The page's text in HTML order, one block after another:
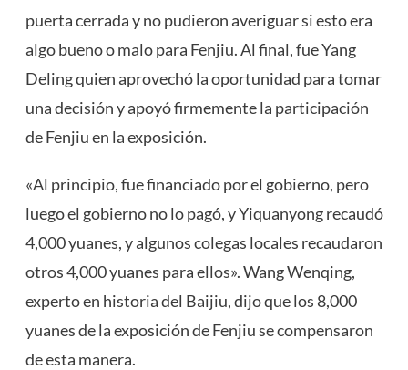
puerta cerrada y no pudieron averiguar si esto era
algo bueno o malo para Fenjiu. Al final, fue Yang
Deling quien aprovechó la oportunidad para tomar
una decisión y apoyó firmemente la participación
de Fenjiu en la exposición.
«Al principio, fue financiado por el gobierno, pero
luego el gobierno no lo pagó, y Yiquanyong recaudó
4,000 yuanes, y algunos colegas locales recaudaron
otros 4,000 yuanes para ellos». Wang Wenqing,
experto en historia del Baijiu, dijo que los 8,000
yuanes de la exposición de Fenjiu se compensaron
de esta manera.